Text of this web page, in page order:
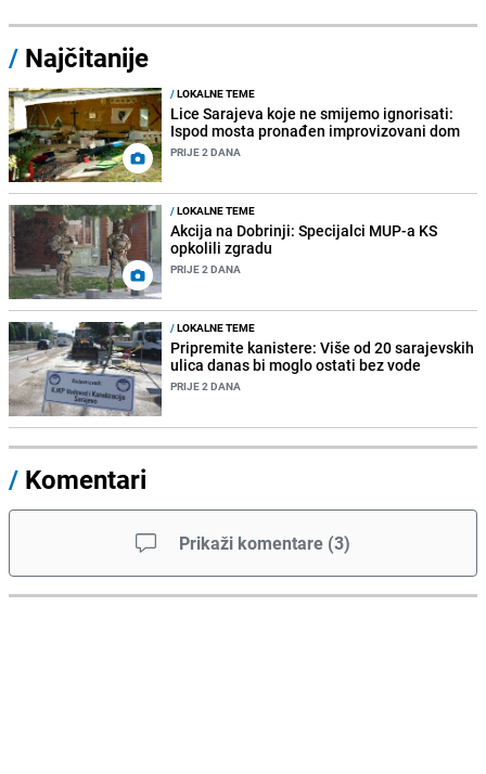
/ Najčitanije
/LOKALNE TEME
Lice Sarajeva koje ne smijemo ignorisati:
Ispod mosta pronađen improvizovani dom
PRIJE 2 DANA
/LOKALNE TEME
Akcija na Dobrinji: Specijalci MUP-a KS
opkolili zgradu
PRIJE 2 DANA
/LOKALNE TEME
Pripremite kanistere: Više od 20 sarajevskih
ulica danas bi moglo ostati bez vode
PRIJE 2 DANA
/ Komentari
Prikaži komentare (3)